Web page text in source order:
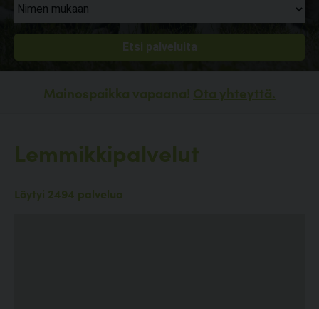
Mainospaikka vapaana! Ota yhteyttä.
Lemmikkipalvelut
Löytyi 2494 palvelua